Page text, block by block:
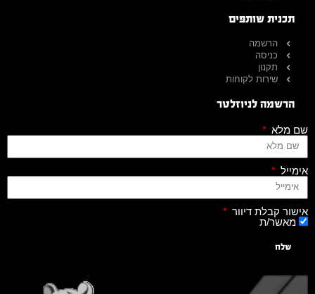
תכנית שותפים
הרשמה
כניסה
תקנון
שירות לקוחות
הרשמה לניוזלטר
שם מלא
אימייל
אישור קבלת דיוור
מאשר/ת
שלח